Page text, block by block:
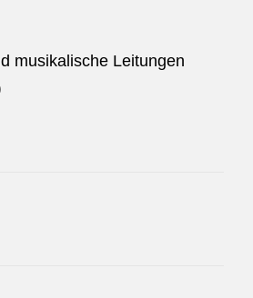
musikalische Leitungen